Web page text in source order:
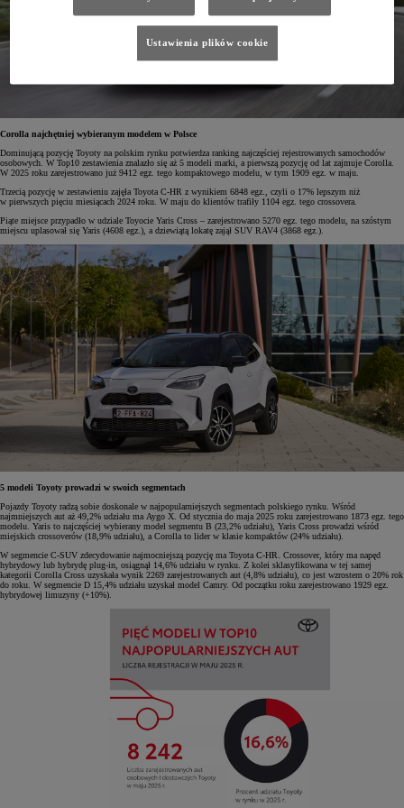
Corolla najchętniej wybieranym modelem w Polsce
Dominującą pozycję Toyoty na polskim rynku potwierdza ranking najczęściej rejestrowanych samochodów
osobowych. W Top10 zestawienia znalazło się aż 5 modeli marki, a pierwszą pozycję od lat zajmuje Corolla.
W 2025 roku zarejestrowano już 9412 egz. tego kompaktowego modelu, w tym 1909 egz. w maju.
Trzecią pozycję w zestawieniu zajęła Toyota C-HR z wynikiem 6848 egz., czyli o 17% lepszym niż
w pierwszych pięciu miesiącach 2024 roku. W maju do klientów trafiły 1104 egz. tego crossovera.
Piąte miejsce przypadło w udziale Toyocie Yaris Cross – zarejestrowano 5270 egz. tego modelu, na szóstym
miejscu uplasował się Yaris (4608 egz.), a dziewiątą lokatę zajął SUV RAV4 (3868 egz.).
5 modeli Toyoty prowadzi w swoich segmentach
Pojazdy Toyoty radzą sobie doskonale w najpopularniejszych segmentach polskiego rynku. Wśród
najmniejszych aut aż 49,2% udziału ma Aygo X. Od stycznia do maja 2025 roku zarejestrowano 1873 egz. tego
modelu. Yaris to najczęściej wybierany model segmentu B (23,2% udziału), Yaris Cross prowadzi wśród
miejskich crossoverów (18,9% udziału), a Corolla to lider w klasie kompaktów (24% udziału).
W segmencie C-SUV zdecydowanie najmocniejszą pozycję ma Toyota C-HR. Crossover, który ma napęd
hybrydowy lub hybrydę plug-in, osiągnął 14,6% udziału w rynku. Z kolei sklasyfikowana w tej samej
kategorii Corolla Cross uzyskała wynik 2269 zarejestrowanych aut (4,8% udziału), co jest wzrostem o 20% rok
do roku. W segmencie D 15,4% udziału uzyskał model Camry. Od początku roku zarejestrowano 1929 egz.
hybrydowej limuzyny (+10%).
Ustawienia plików cookie